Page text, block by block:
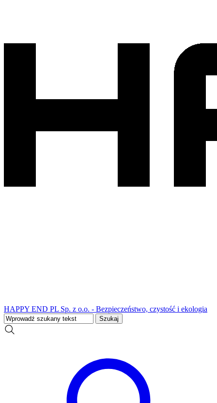
HAPPY END PL Sp. z o.o. - Bezpieczeństwo, czystość i ekologia